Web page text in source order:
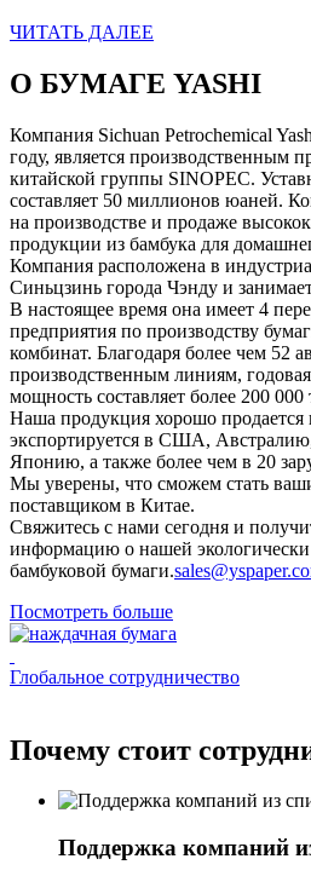
ЧИТАТЬ ДАЛЕЕ
О БУМАГЕ YASHI
Компания Sichuan Petrochemical
году, является производственным
китайской группы SINOPEC.
составляет 50 миллионов юаней.
на производстве и продаже
продукции из бамбука для
Компания расположена в
Синьцзинь города Чэнду и
В настоящее время она имеет 4
предприятия по производству
комбинат. Благодаря более чем 52
производственным линиям,
мощность составляет более 200 000
Наша продукция хорошо
экспортируется в США,
Японию, а также более чем в 20
Мы уверены, что сможем стать
поставщиком в Китае.
Свяжитесь с нами сегодня и
информацию о нашей
бамбуковой бумаги.
Посмотреть больше
Глобальное сотрудничество
Почему стоит
Поддержка компаний